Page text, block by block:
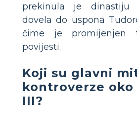
prekinula je dinastiju
dovela do uspona
čime je promijenjen
povijesti.
Koji su glavni
kontroverze oko
III?